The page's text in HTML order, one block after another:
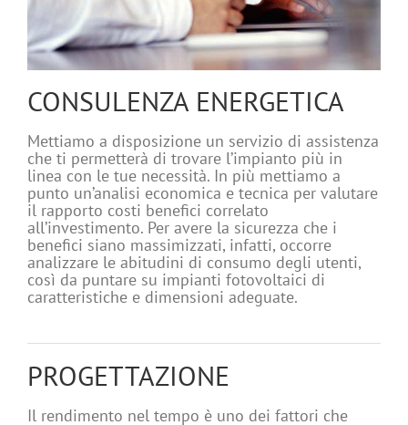
CONSULENZA ENERGETICA
Mettiamo a disposizione un servizio di assistenza
che ti permetterà di trovare l’impianto più in
linea con le tue necessità. In più mettiamo a
punto un’analisi economica e tecnica per valutare
il rapporto costi benefici correlato
all’investimento. Per avere la sicurezza che i
benefici siano massimizzati, infatti, occorre
analizzare le abitudini di consumo degli utenti,
così da puntare su impianti fotovoltaici di
caratteristiche e dimensioni adeguate.
PROGETTAZIONE
Il rendimento nel tempo è uno dei fattori che